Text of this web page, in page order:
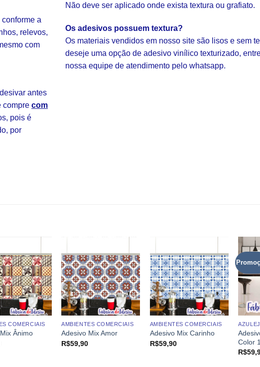
a
relevos,
com
antes
compre com
pois é
por
Não deve ser aplicado onde exista textura ou grafiato.
Os adesivos possuem textura?
Os materiais vendidos em nosso site são lisos e sem
deseje uma opção de adesivo vinílico texturizado,
nossa equipe de atendimento pelo whatsapp.
COMERCIAIS
Ânimo
AMBIENTES COMERCIAIS
Adesivo Mix Amor
R$59,90
AMBIENTES COMERCIAIS
Adesivo Mix Carinho
R$59,90
Color 1
R$